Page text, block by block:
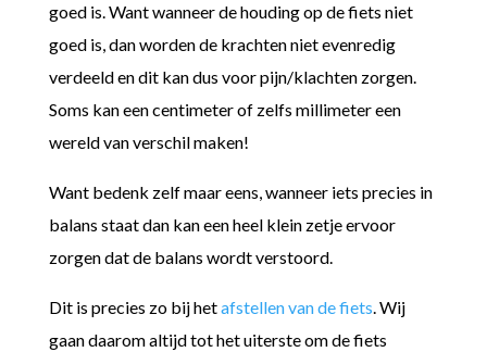
goed is. Want wanneer de houding op de fiets niet
goed is, dan worden de krachten niet evenredig
verdeeld en dit kan dus voor pijn/klachten zorgen.
Soms kan een centimeter of zelfs millimeter een
wereld van verschil maken!
Want bedenk zelf maar eens, wanneer iets precies in
balans staat dan kan een heel klein zetje ervoor
zorgen dat de balans wordt verstoord.
Dit is precies zo bij hetafstellen van de fiets. Wij
gaan daarom altijd tot het uiterste om de fiets